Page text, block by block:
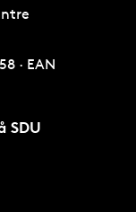
· EAN
SDU